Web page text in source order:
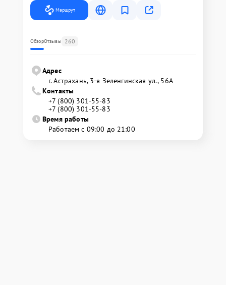
Маршрут
ОбзорОтзывы 260
Адрес
г. Астрахань, 3-я Зеленгинская ул., 56А
Контакты
+7 (800) 301-55-83
+7 (800) 301-55-83
Время работы
Работаем с 09:00 до 21:00